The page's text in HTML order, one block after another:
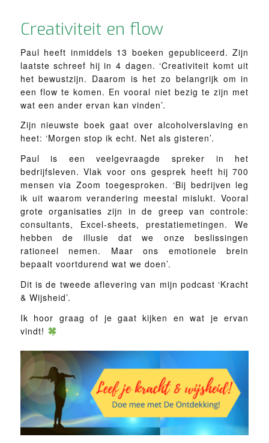
Creativiteit en flow
Paul heeft inmiddels 13 boeken gepubliceerd. Zijn
laatste schreef hij in 4 dagen. ‘Creativiteit komt uit
het bewustzijn. Daarom is het zo belangrijk om in
een flow te komen. En vooral niet bezig te zijn met
wat een ander ervan kan vinden’.
Zijn nieuwste boek gaat over alcoholverslaving en
heet: ‘Morgen stop ik echt. Net als gisteren’.
Paul is een veelgevraagde spreker in het
bedrijfsleven. Vlak voor ons gesprek heeft hij 700
mensen via Zoom toegesproken. ‘Bij bedrijven leg
ik uit waarom verandering meestal mislukt. Vooral
grote organisaties zijn in de greep van controle:
consultants, Excel-sheets, prestatiemetingen. We
hebben de illusie dat we onze beslissingen
rationeel nemen. Maar ons emotionele brein
bepaalt voortdurend wat we doen’.
Dit is de tweede aflevering van mijn podcast ‘Kracht
& Wijsheid’.
Ik hoor graag of je gaat kijken en wat je ervan
vindt!